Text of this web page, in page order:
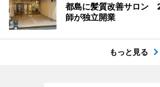
都島に髪質改善サロン
師が独立開業
もっと見る